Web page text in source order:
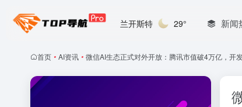
兰开斯特 29° 新闻
首页 • AI资讯 • 微信AI生态正式对外开放：腾讯市值破4万亿，开